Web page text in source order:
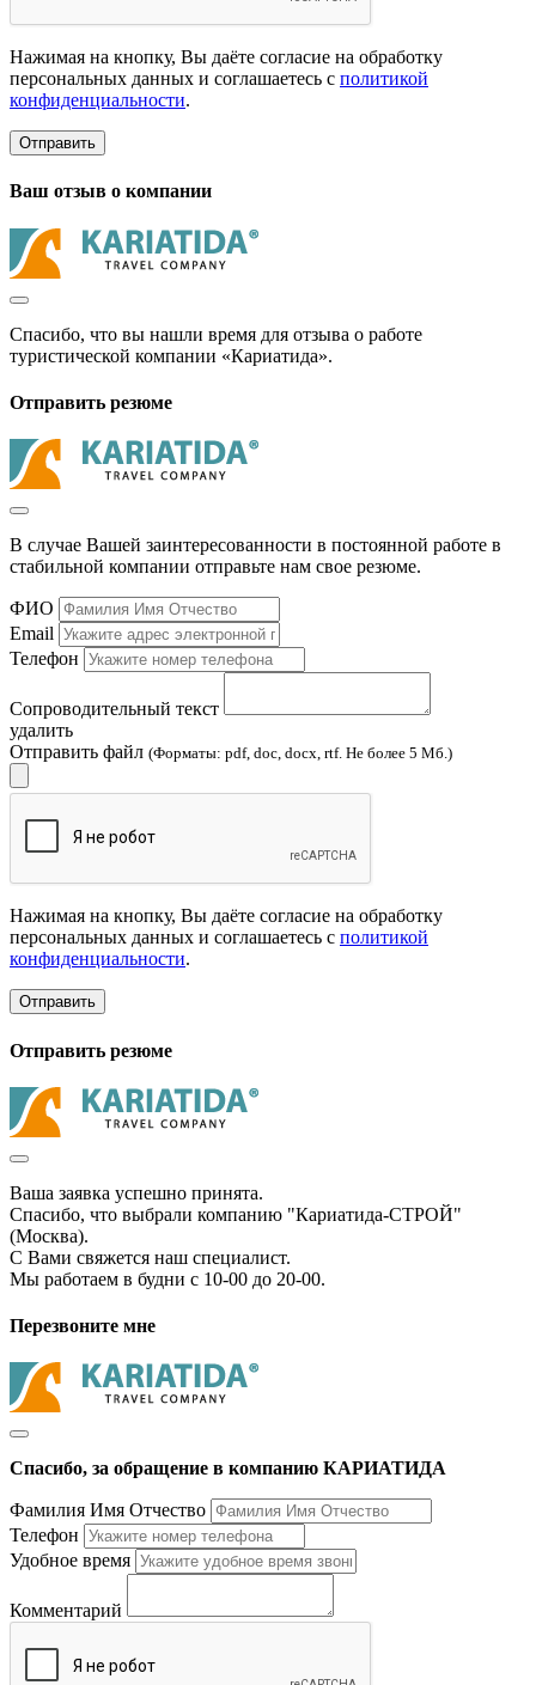
Нажимая на кнопку, Вы даёте согласие на обработку
персональных данных и соглашаетесь с политикой
конфиденциальности.
Отправить
Ваш отзыв о компании
Спасибо, что вы нашли время для отзыва о работе
туристической компании «Кариатида».
Отправить резюме
В случае Вашей заинтересованности в постоянной работе в
стабильной компании отправьте нам свое резюме.
ФИО
Email
Телефон
Сопроводительный текст
удалить
Отправить файл (Форматы: pdf, doc, docx, rtf. Не более 5 Мб.)
Нажимая на кнопку, Вы даёте согласие на обработку
персональных данных и соглашаетесь с политикой
конфиденциальности.
Отправить
Отправить резюме
Ваша заявка успешно принята.
Спасибо, что выбрали компанию "Кариатида-СТРОЙ"
(Москва).
С Вами свяжется наш специалист.
Мы работаем в будни с 10-00 до 20-00.
Перезвоните мне
Спасибо, за обращение в компанию КАРИАТИДА
Фамилия Имя Отчество
Телефон
Удобное время
Комментарий